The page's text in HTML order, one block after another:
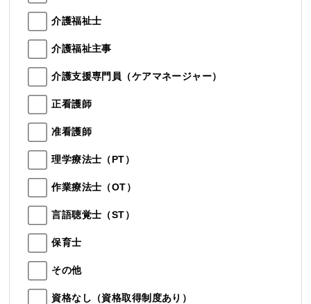
介護福祉士
介護福祉主事
介護支援専門員（ケアマネージャー）
正看護師
准看護師
理学療法士（PT）
作業療法士（OT）
言語聴覚士（ST）
保育士
その他
資格なし（資格取得制度あり）